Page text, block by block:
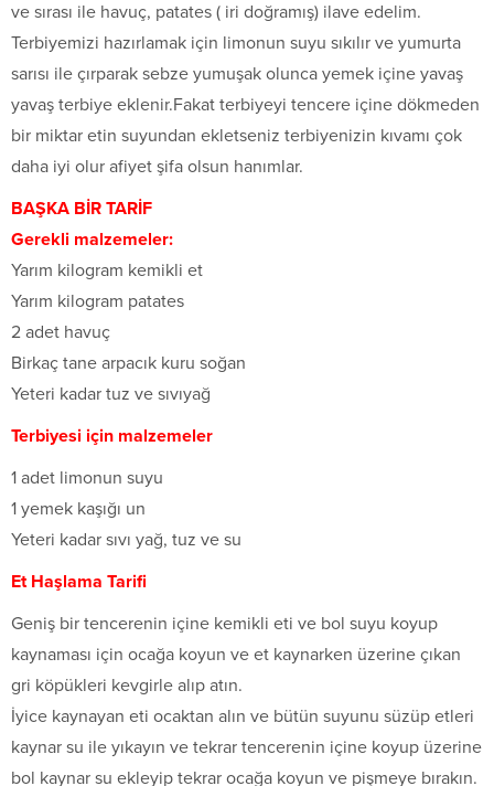
ve sırası ile havuç, patates ( iri doğramış) ilave edelim.
Terbiyemizi hazırlamak için limonun suyu sıkılır ve yumurta
sarısı ile çırparak sebze yumuşak olunca yemek içine yavaş
yavaş terbiye eklenir.Fakat terbiyeyi tencere içine dökmeden
bir miktar etin suyundan ekletseniz terbiyenizin kıvamı çok
daha iyi olur afiyet şifa olsun hanımlar.
BAŞKA BİR TARİF
Gerekli malzemeler:
Yarım kilogram kemikli et
Yarım kilogram patates
2 adet havuç
Birkaç tane arpacık kuru soğan
Yeteri kadar tuz ve sıvıyağ
Terbiyesi için malzemeler
1 adet limonun suyu
1 yemek kaşığı un
Yeteri kadar sıvı yağ, tuz ve su
Et Haşlama Tarifi
Geniş bir tencerenin içine kemikli eti ve bol suyu koyup
kaynaması için ocağa koyun ve et kaynarken üzerine çıkan
gri köpükleri kevgirle alıp atın.
İyice kaynayan eti ocaktan alın ve bütün suyunu süzüp etleri
kaynar su ile yıkayın ve tekrar tencerenin içine koyup üzerine
bol kaynar su ekleyip tekrar ocağa koyun ve pişmeye bırakın.